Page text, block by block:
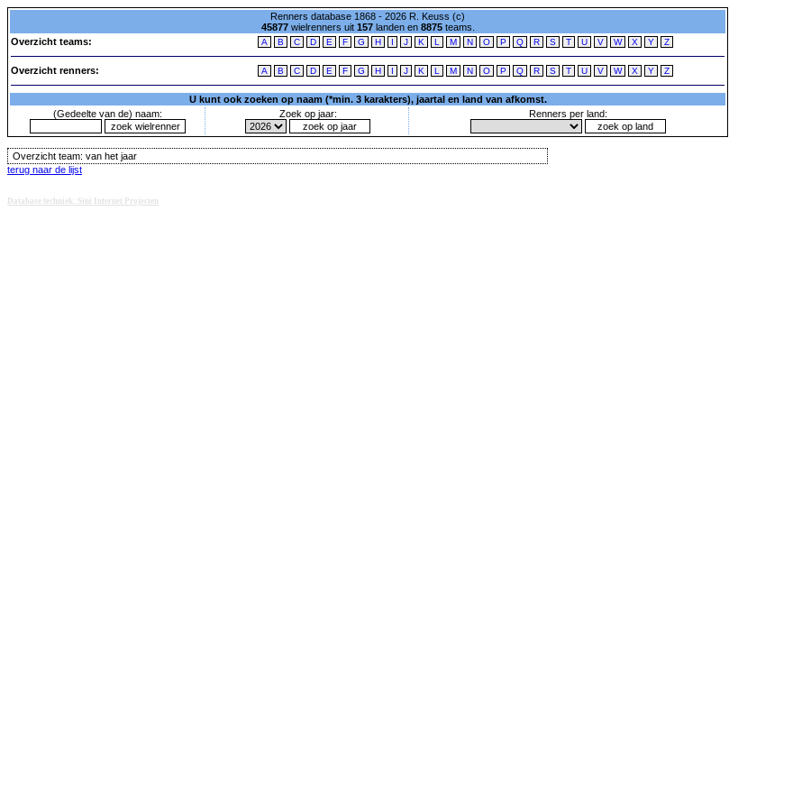
Renners database 1868 - 2026 R. Keuss (c)
45877wielrenners uit 157landen en 8875teams.
Overzicht teams:
A B C D E F G H I J K L M N O P Q R S T U V W X Y Z
Overzicht renners: A B C D E F G H I J K L M N O P Q R S T U V W X Y Z
U kunt ook zoeken op naam (*min. 3 karakters), jaartal en land van afkomst.
(Gedeelte van de) naam:
Zoek op jaar: Renners per land:
Overzicht team: van het jaar
terug naar de lijst
Database techniek: Sini Internet Projecten